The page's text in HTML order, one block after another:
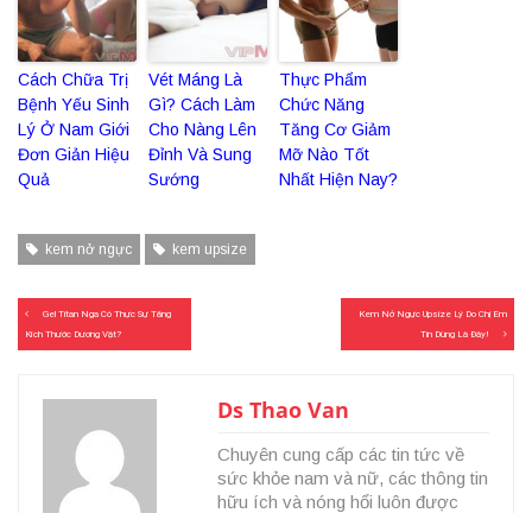
Cách Chữa Trị
Bệnh Yếu Sinh
Lý Ở Nam Giới
Đơn Giản Hiệu
Quả
Vét Máng Là
Gì? Cách Làm
Cho Nàng Lên
Đỉnh Và Sung
Sướng
Thực Phẩm
Chức Năng
Tăng Cơ Giảm
Mỡ Nào Tốt
Nhất Hiện Nay?
kem nở ngực kem upsize
Điều
hướng
viết
Gel Titan Nga Có Thực Sự Tăng
Kích Thước Dương Vật?
Kem Nở Ngực Upsize Lý Do Chị Em
Tin Dùng Là Đây!
Ds Thao Van
Chuyên cung cấp các tin tức về
sức khỏe nam và nữ, các thông tin
hữu ích và nóng hổi luôn được